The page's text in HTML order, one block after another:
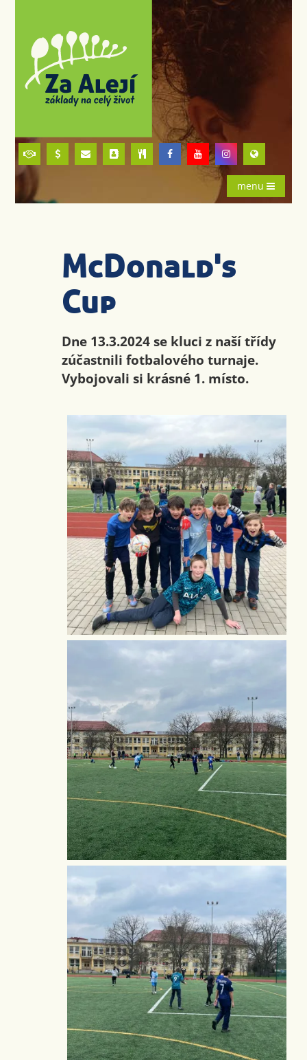
menu
McDonald's
Cup
Dne 13.3.2024 se kluci z naší třídy
zúčastnili fotbalového turnaje.
Vybojovali si krásné 1. místo.